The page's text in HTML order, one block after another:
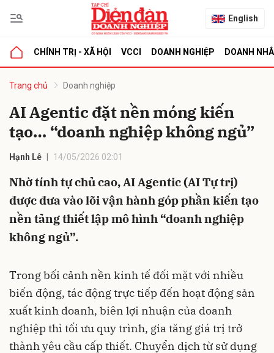
English
CHÍNH TRỊ - XÃ HỘI VCCI DOANH NGHIỆP DOANH
Trang chủ Doanh nghiệp
AI Agentic đặt nền móng kiến
tạo… “doanh nghiệp không ngủ”
Hạnh Lê 14/05/2026 02:01
Nhờ tính tự chủ cao, AI Agentic (AI Tự trị)
được đưa vào lõi vận hành góp phần kiến tạo
nền tảng thiết lập mô hình “doanh nghiệp
không ngủ”.
Trong bối cảnh nền kinh tế đối mặt với nhiều
biến động, tác động trực tiếp đến hoạt động sản
xuất kinh doanh, biên lợi nhuận của doanh
nghiệp thì tối ưu quy trình, gia tăng giá trị trở
thành yêu cầu cấp thiết. Chuyển dịch từ sử dụng
luận
Hủy